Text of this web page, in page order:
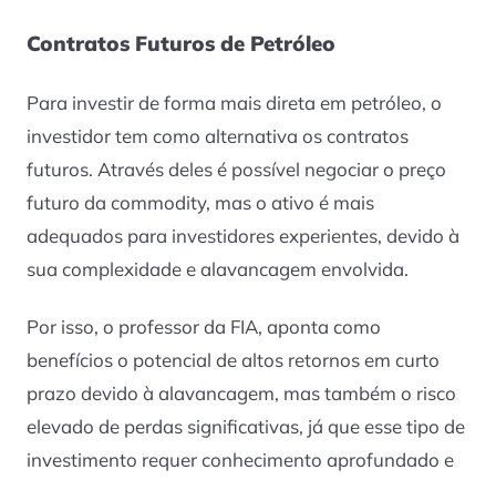
Contratos Futuros de Petróleo
Para investir de forma mais direta em petróleo, o
investidor tem como alternativa os contratos
futuros. Através deles é possível negociar o preço
futuro da commodity, mas o ativo é mais
adequados para investidores experientes, devido à
sua complexidade e alavancagem envolvida.
Por isso, o professor da FIA, aponta como
benefícios o potencial de altos retornos em curto
prazo devido à alavancagem, mas também o risco
elevado de perdas significativas, já que esse tipo de
investimento requer conhecimento aprofundado e